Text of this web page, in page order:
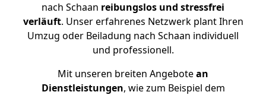
nach Schaan reibungslos und stressfrei
verläuft. Unser erfahrenes Netzwerk plant Ihren
Umzug oder Beiladung nach Schaan individuell
und professionell.
Mit unseren breiten Angebotean
Dienstleistungen, wie zum Beispiel dem